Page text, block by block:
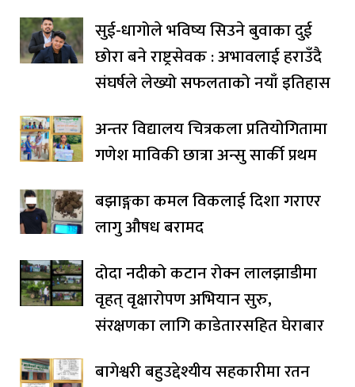
सुई-धागोले भविष्य सिउने बुवाका दुई
छोरा बने राष्ट्रसेवक : अभावलाई हराउँदै
संघर्षले लेख्यो सफलताको नयाँ इतिहास
अन्तर विद्यालय चित्रकला प्रतियोगितामा
गणेश माविकी छात्रा अन्सु सार्की प्रथम
बझाङ्गका कमल विकलाई दिशा गराएर
लागु औषध बरामद
दोदा नदीको कटान रोक्न लालझाडीमा
वृहत् वृक्षारोपण अभियान सुरु,
संरक्षणका लागि काडेतारसहित घेराबार
बागेश्वरी बहुउद्देश्यीय सहकारीमा रतन